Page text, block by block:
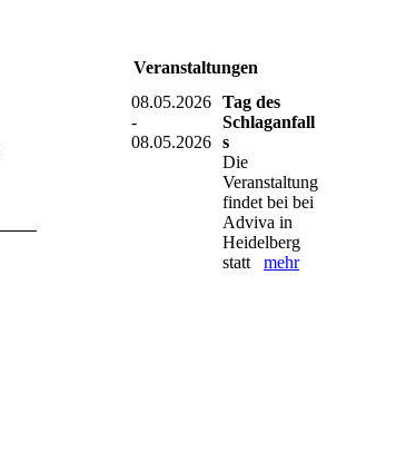
Veranstaltungen
08.05.2026
-
08.05.2026
Tag des
Schlaganfall
s
Die
Veranstaltung
findet bei bei
Adviva in
Heidelberg
statt mehr